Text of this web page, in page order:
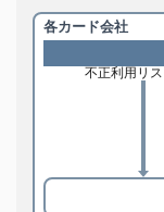
各カード会社
不正利用リ